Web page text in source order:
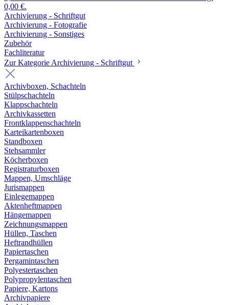
0,00 €.
Archivierung - Schriftgut
Archivierung - Fotografie
Archivierung - Sonstiges
Zubehör
Fachliteratur
Zur Kategorie Archivierung - Schriftgut
Archivboxen, Schachteln
Stülpschachteln
Klappschachteln
Archivkassetten
Frontklappenschachteln
Karteikartenboxen
Standboxen
Stehsammler
Köcherboxen
Registraturboxen
Mappen, Umschläge
Jurismappen
Einlegemappen
Aktenheftmappen
Hängemappen
Zeichnungsmappen
Hüllen, Taschen
Heftrandhüllen
Papiertaschen
Pergamintaschen
Polyestertaschen
Polypropylentaschen
Papiere, Kartons
Archivpapiere